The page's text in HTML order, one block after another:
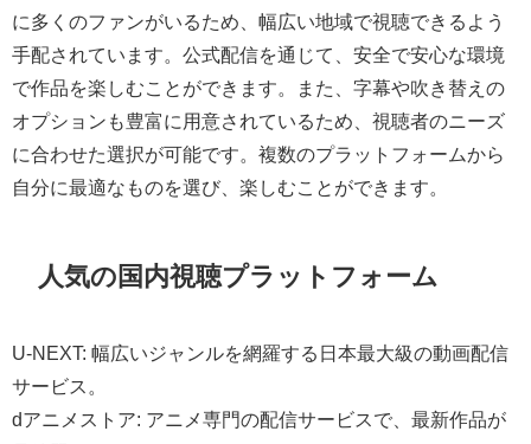
に多くのファンがいるため、幅広い地域で視聴できるよう
手配されています。公式配信を通じて、安全で安心な環境
で作品を楽しむことができます。また、字幕や吹き替えの
オプションも豊富に用意されているため、視聴者のニーズ
に合わせた選択が可能です。複数のプラットフォームから
自分に最適なものを選び、楽しむことができます。
人気の国内視聴プラットフォーム
U-NEXT: 幅広いジャンルを網羅する日本最大級の動画配信
サービス。
dアニメストア: アニメ専門の配信サービスで、最新作品が